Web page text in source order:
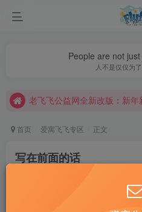
People are not
人不是仅仅为
老飞飞公益网全新改版：新
老飞飞公益网全新改版：新年
首页 爱寓飞飞专区 正文
写在前面的话